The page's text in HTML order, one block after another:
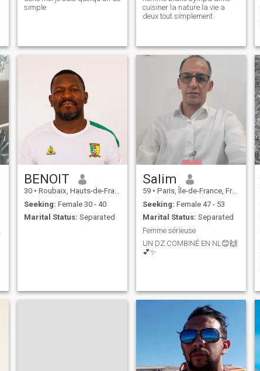
simple
cuisiner la nature la vie a
deux tout simplement
BENOIT
30 • Roubaix, Hauts-de-France, France
Seeking: Female 30 - 40
Marital Status: Separated
Salim
59 • Paris, Île-de-France, France
Seeking: Female 47 - 53
Marital Status: Separated
Femme sérieuse
UN DZ COMBINÉ EN NL😊🙌
💕✨